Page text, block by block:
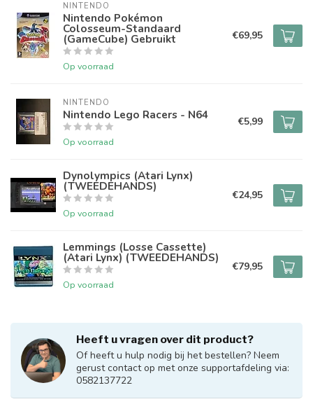
NINTENDO
Nintendo Pokémon
Colosseum-Standaard
(GameCube) Gebruikt
Op voorraad
€69,95
NINTENDO
Nintendo Lego Racers - N64
Op voorraad
€5,99
Dynolympics (Atari Lynx)
(TWEEDEHANDS)
Op voorraad
€24,95
Lemmings (Losse Cassette)
(Atari Lynx) (TWEEDEHANDS)
Op voorraad
€79,95
Heeft u vragen over dit product?
Of heeft u hulp nodig bij het bestellen? Neem
gerust contact op met onze supportafdeling via:
0582137722